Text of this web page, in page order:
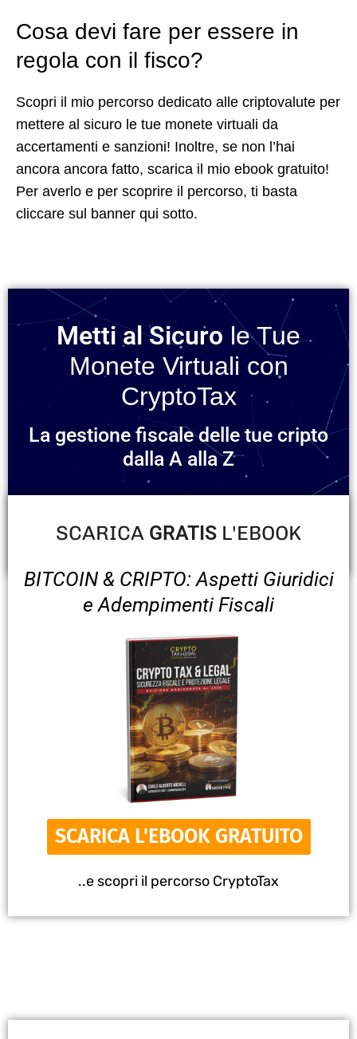
Cosa devi fare per essere in
regola con il fisco?
Scopri il mio percorso dedicato alle criptovalute per
mettere al sicuro le tue monete virtuali da
accertamenti e sanzioni! Inoltre, se non l’hai
ancora ancora fatto, scarica il mio ebook gratuito!
Per averlo e per scoprire il percorso, ti basta
cliccare sul banner qui sotto.
Metti al Sicuro le Tue
Monete Virtuali con
CryptoTax
La gestione fiscale delle tue cripto
dalla A alla Z
SCARICA GRATIS L'EBOOK
BITCOIN & CRIPTO: Aspetti Giuridici
e Adempimenti Fiscali
SCARICA L'EBOOK GRATUITO
..e scopri il percorso CryptoTax